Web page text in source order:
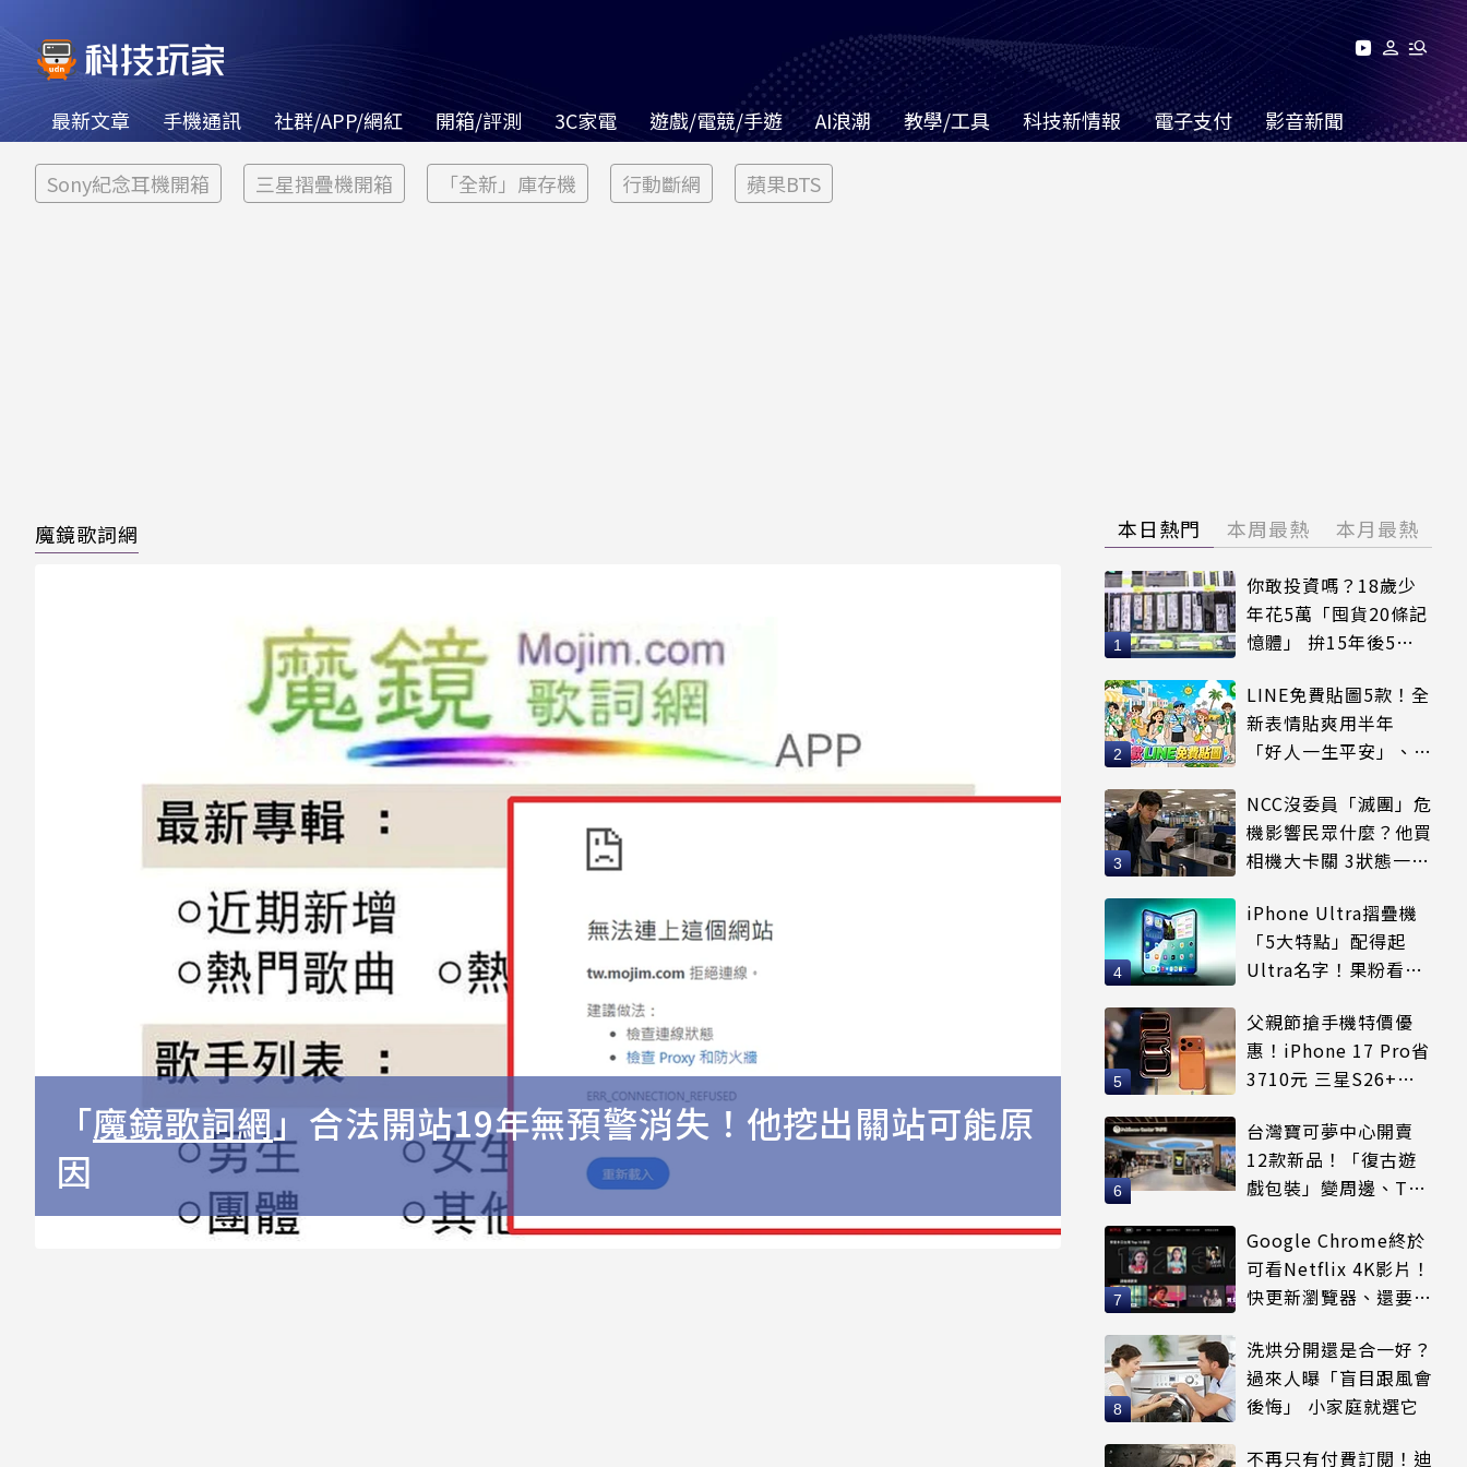
最新文章 手機通訊 社群/APP/網紅 開箱/評測 3C家電 遊戲/電競/手遊 AI浪潮 教學/工具 科技新情報 電子支付 影音新聞
Sony紀念耳機開箱 三星摺疊機開箱 「全新」庫存機 行動斷網 蘋果BTS
魔鏡歌詞網
「魔鏡歌詞網」合法開站19年無預警消失！他挖出關站可能原
因
本日熱門 本周最熱 本月最熱
你敢投資嗎？18歲少
年花5萬「囤貨20條記
憶體」 拚15年後5倍
LINE免費貼圖5款！全
新表情貼爽用半年
「好人一生平安」、
NCC沒委員「滅團」危
機影響民眾什麼？他買
相機大卡關 3狀態一同
iPhone Ultra摺疊機
「5大特點」配得起
Ultra名字！果粉看完
父親節搶手機特價優
惠！iPhone 17 Pro省
3710元 三星S26+狂
台灣寶可夢中心開賣
12款新品！「復古遊
戲包裝」變周邊、T恤
Google Chrome終於
可看Netflix 4K影片！
快更新瀏覽器、還要符
洗烘分開還是合一好？
過來人曝「盲目跟風會
後悔」 小家庭就選它
不再只有付費訂閱！迪